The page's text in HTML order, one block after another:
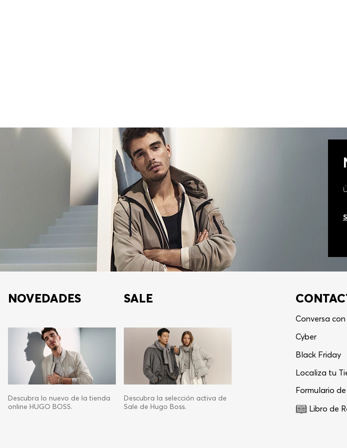
NOVEDADES
Descubra lo nuevo de la tienda
online HUGO BOSS.
SALE
Descubra la selección activa de
Sale de Hugo Boss.
Conversa
Cyber
Black Friday
Localiza tu
Formulario
Libro de